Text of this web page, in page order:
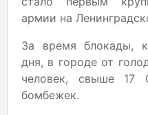
армии на
За время блокады,
дня, в городе от
человек, свыше 17
бомбежек.